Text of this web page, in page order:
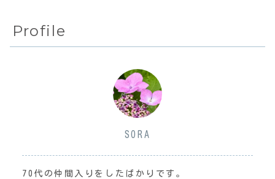
Profile
SORA
70代の仲間入りをしたばかりです。